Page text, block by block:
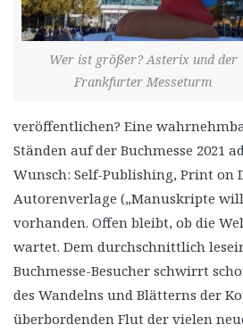
Wer ist größer? Asterix und der
Frankfurter Messeturm
veröffentlichen? Eine
Ständen auf der Buchmesse 2021
Wunsch: Self-Publishing, Print on
Autorenverlage („Manuskripte
vorhanden. Offen bleibt, ob die
wartet. Dem durchschnittlich
Buchmesse-Besucher schwirrt
des Wandelns und Blätterns der
überbordenden Flut der vielen